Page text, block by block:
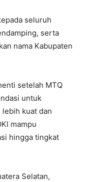
seluruh
serta
nama Kabupaten
setelah MTQ
untuk
kuat dan
mampu
hingga tingkat
Selatan,